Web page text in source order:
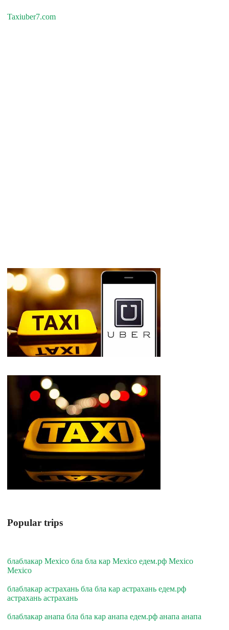
Taxiuber7.com
Popular trips
блаблакар Mexico бла бла кар Mexico едем.рф Mexico
Mexico
блаблакар астрахань бла бла кар астрахань едем.рф
астрахань астрахань
блаблакар анапа бла бла кар анапа едем.рф анапа анапа